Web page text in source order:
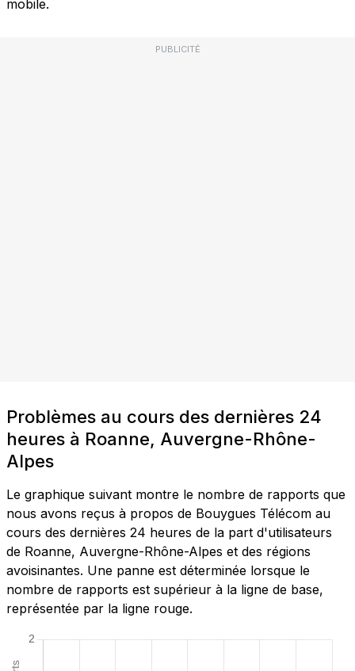
mobile.
PUBLICITÉ
Problèmes au cours des dernières 24
heures à Roanne, Auvergne-Rhône-
Alpes
Le graphique suivant montre le nombre de rapports que
nous avons reçus à propos de Bouygues Télécom au
cours des dernières 24 heures de la part d'utilisateurs
de Roanne, Auvergne-Rhône-Alpes et des régions
avoisinantes. Une panne est déterminée lorsque le
nombre de rapports est supérieur à la ligne de base,
représentée par la ligne rouge.